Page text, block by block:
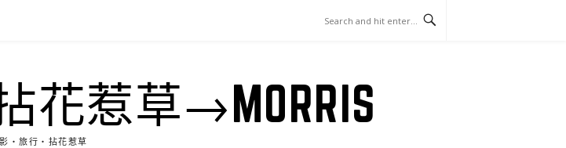
惹草→MORRIS
‧旅行‧拈花惹草